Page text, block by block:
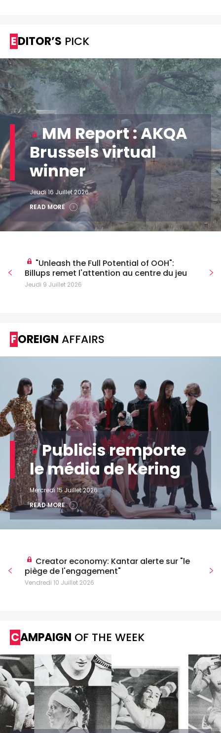
EDITOR’S PICK
MM Report : AKQA
Brussels virtual
winner
Jeudi 16 Juillet 2026
READ MORE
"Unleash the Full Potential of OOH":
Billups remet l'attention au centre du jeu
Jeudi 9 Juillet 2026
FOREIGN AFFAIRS
Publicis remporte
le média de Kering
Mercredi 15 Juillet 2026
READ MORE
Creator economy: Kantar alerte sur "le
piège de l'engagement"
Vendredi 10 Juillet 2026
CAMPAIGN OF THE WEEK